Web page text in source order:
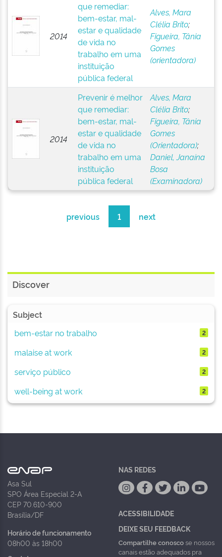
2014
que remediar:
bem-estar, mal-
estar e qualidade
de vida no
trabalho em uma
instituição
pública federal
Alves, Mara
Clélia Brito;
Figueira, Tânia
Gomes
(orientadora)
2014
Prevenir é melhor
que remediar:
bem-estar, mal-
estar e qualidade
de vida no
trabalho em uma
instituição
pública federal
Alves, Mara
Clélia Brito;
Figueira, Tânia
Gomes
(Orientadora);
Daniel, Janaína
Bosa
(Examinadora)
previous 1 next
Discover
Subject
bem-estar no trabalho
2
malaise at work 2
serviço público 2
well-being at work 2
Asa Sul
SPO Área Especial 2-A
CEP 70.610-900
Brasília/DF
Horário de funcionamento
08h00 às 18h00
NAS REDES
ACESSIBILIDADE
DEIXE SEU FEEDBACK
Compartilhe conoscose nossos
canais estão adequados pra